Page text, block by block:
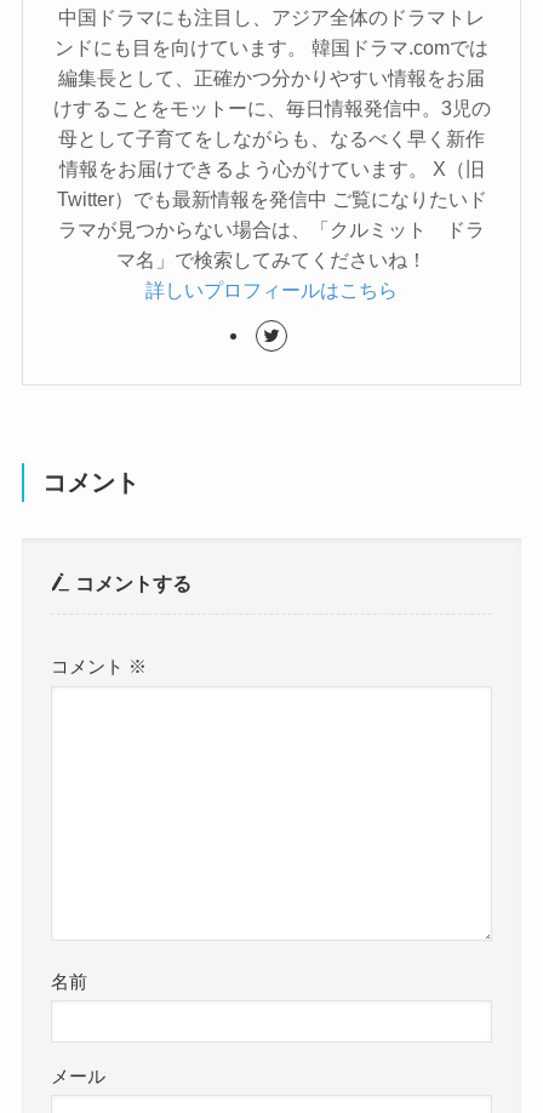
中国ドラマにも注目し、アジア全体のドラマトレ
ンドにも目を向けています。 韓国ドラマ.comでは
編集長として、正確かつ分かりやすい情報をお届
けすることをモットーに、毎日情報発信中。3児の
母として子育てをしながらも、なるべく早く新作
情報をお届けできるよう心がけています。 X（旧
Twitter）でも最新情報を発信中 ご覧になりたいド
ラマが見つからない場合は、「クルミット ドラ
マ名」で検索してみてくださいね！
詳しいプロフィールはこちら
コメント
コメントする
コメント ※
名前
メール